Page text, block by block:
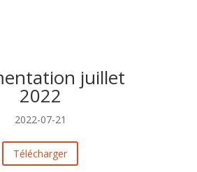
juillet
2022
2022-07-21
Télécharger